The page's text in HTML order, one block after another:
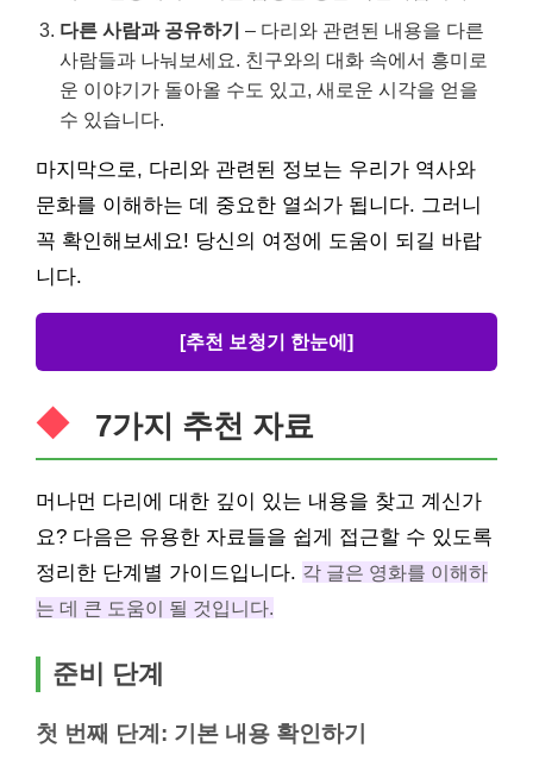
다른 사람과 공유하기 – 다리와 관련된 내용을 다른
사람들과 나눠보세요. 친구와의 대화 속에서 흥미로
운 이야기가 돌아올 수도 있고, 새로운 시각을 얻을
수 있습니다.
마지막으로, 다리와 관련된 정보는 우리가 역사와
문화를 이해하는 데 중요한 열쇠가 됩니다. 그러니
꼭 확인해보세요! 당신의 여정에 도움이 되길 바랍
니다.
[추천 보청기 한눈에]
7가지 추천 자료
머나먼 다리에 대한 깊이 있는 내용을 찾고 계신가
요? 다음은 유용한 자료들을 쉽게 접근할 수 있도록
정리한 단계별 가이드입니다. 각 글은 영화를 이해하
는 데 큰 도움이 될 것입니다.
준비 단계
첫 번째 단계: 기본 내용 확인하기